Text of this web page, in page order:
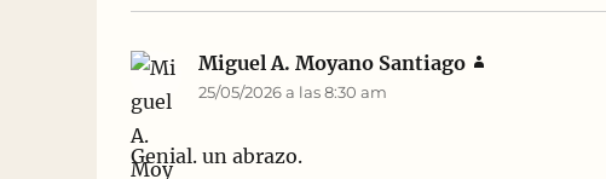
Miguel A. Moyano Santiago
25/05/2026 a las 8:30 am
Genial. un abrazo.